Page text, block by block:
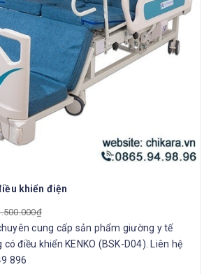
khiển điện
cung cấp sản phẩm giường y tế
điều khiển KENKO (BSK-D04). Liên hệ
896